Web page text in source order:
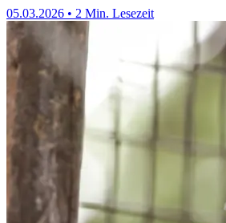
05.03.2026 • 2 Min. Lesezeit